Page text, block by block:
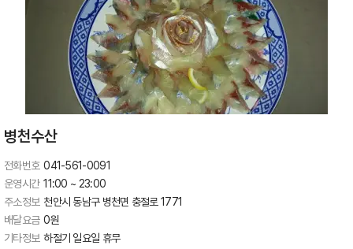
병천수산
전화번호 041-561-0091
운영시간 11:00 ~ 23:00
주소정보 천안시 동남구 병천면 충절로 1771
배달요금 0원
기타정보 하절기 일요일 휴무